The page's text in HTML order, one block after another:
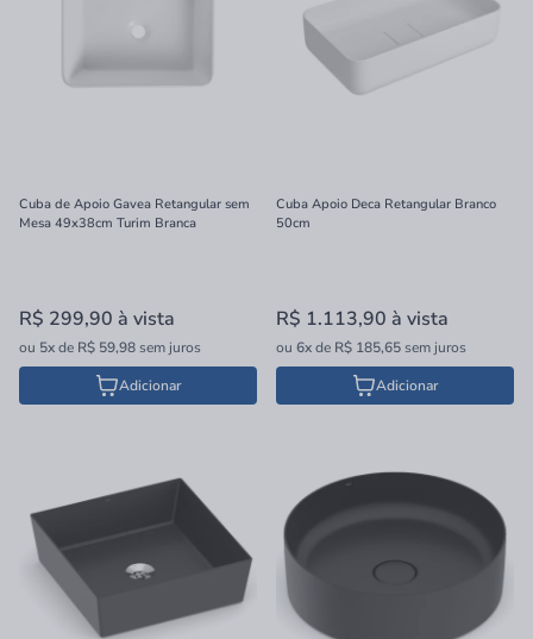
Cuba de Apoio Gavea Retangular sem
Mesa 49x38cm Turim Branca
R$ 299,90 à vista
ou 5xde R$ 59,98sem juros
Adicionar
Cuba Apoio Deca Retangular Branco
50cm
R$ 1.113,90 à vista
ou 6xde R$ 185,65sem juros
Adicionar